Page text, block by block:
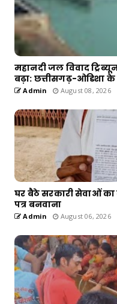
महानदी जल विवाद
बढ़ा: छत्तीसगढ़-ओडिशा
Admin August 08, 2026
घर बैठे सरकारी सेवाओं
पत्र बनवाना
Admin August 06, 2026